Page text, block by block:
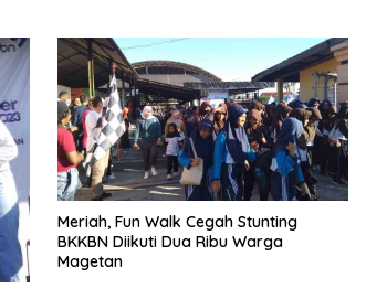
Meriah, Fun Walk Cegah Stunting
BKKBN Diikuti Dua Ribu Warga
Magetan